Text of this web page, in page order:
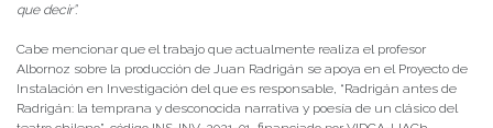
que decir”.
Cabe mencionar que el trabajo que actualmente realiza el profesor
Albornoz sobre la producción de Juan Radrigán se apoya en el Proyecto de
Instalación en Investigación del que es responsable, “Radrigán antes de
Radrigán: la temprana y desconocida narrativa y poesía de un clásico del